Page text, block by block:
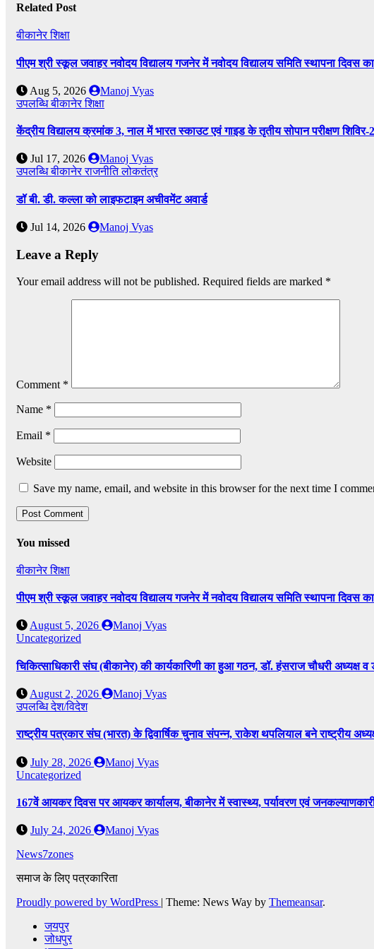
Related Post
बीकानेरशिक्षा
पीएम श्री स्कूल जवाहर नवोदय विद्यालय गजनेर में नवोदय विद्यालय समिति स्थापना दिवस
Aug 5, 2026
Manoj Vyas
उपलब्धिबीकानेरशिक्षा
केंद्रीय विद्यालय क्रमांक 3, नाल में भारत स्काउट एवं गाइड के तृतीय सोपान परीक्षण
Jul 17, 2026
Manoj Vyas
उपलब्धिबीकानेरराजनीतिलोकतंत्र
डॉ बी. डी. कल्ला को लाइफटाइम अचीवमेंट अवार्ड
Jul 14, 2026 Manoj Vyas
Leave a Reply
Your email address will not be published. Required fields are marked *
Comment *
Name *
Email *
Website
Save my name, email, and website in this browser for the next time I
You missed
बीकानेरशिक्षा
पीएम श्री स्कूल जवाहर नवोदय विद्यालय गजनेर में नवोदय विद्यालय समिति स्थापना दिवस
August 5, 2026
Manoj Vyas
Uncategorized
चिकित्साधिकारी संघ (बीकानेर) की कार्यकारिणी का हुआ गठन, डॉ. हंसराज चौधरी अध्यक्ष
August 2, 2026
Manoj Vyas
उपलब्धिदेश/विदेश
राष्ट्रीय पत्रकार संघ (भारत) के द्विवार्षिक चुनाव संपन्न, राकेश थपलियाल बने राष्ट्रीय
July 28, 2026
Manoj Vyas
Uncategorized
167वें आयकर दिवस पर आयकर कार्यालय, बीकानेर में स्वास्थ्य, पर्यावरण एवं
July 24, 2026
Manoj Vyas
News7zones
समाज के लिए पत्रकारिता
Proudly powered by WordPress | Theme: News Way by Themeansar.
जयपुर
जोधपुर